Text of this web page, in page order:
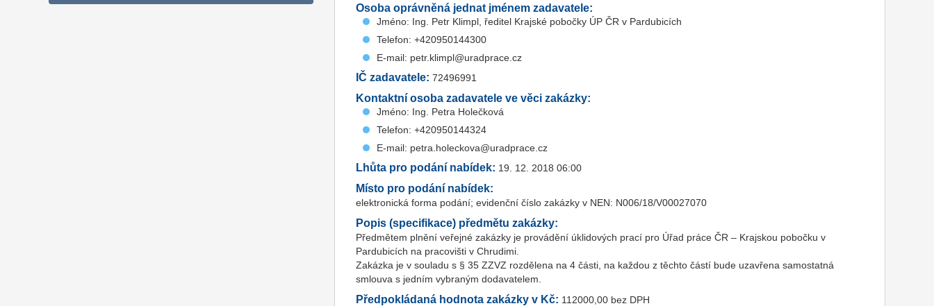
Osoba oprávněná jednat jménem zadavatele:
Jméno: Ing. Petr Klimpl, ředitel Krajské pobočky ÚP ČR v Pardubicích
Telefon: +420950144300
E-mail: petr.klimpl@uradprace.cz
IČ zadavatele: 72496991
Kontaktní osoba zadavatele ve věci zakázky:
Jméno: Ing. Petra Holečková
Telefon: +420950144324
E-mail: petra.holeckova@uradprace.cz
Lhůta pro podání nabídek: 19. 12. 2018 06:00
Místo pro podání nabídek:
elektronická forma podání; evidenční číslo zakázky v NEN: N006/18/V00027070
Popis (specifikace) předmětu zakázky:
Předmětem plnění veřejné zakázky je provádění úklidových prací pro Úřad práce ČR – Krajskou pobočku v
Pardubicích na pracovišti v Chrudimi.
Zakázka je v souladu s § 35 ZZVZ rozdělena na 4 části, na každou z těchto částí bude uzavřena samostatná
smlouva s jedním vybraným dodavatelem.
Předpokládaná hodnota zakázky v Kč: 112000,00 bez DPH